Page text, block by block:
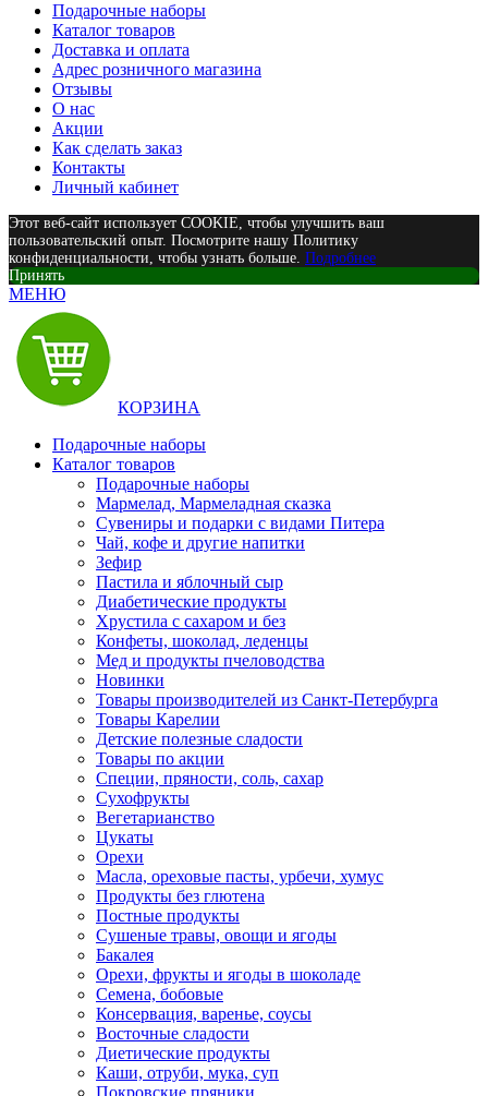
Подарочные наборы
Каталог товаров
Доставка и оплата
Адрес розничного магазина
Отзывы
О нас
Акции
Как сделать заказ
Контакты
Личный кабинет
Этот веб-сайт использует COOKIE, чтобы улучшить ваш
пользовательский опыт. Посмотрите нашу Политику
конфиденциальности, чтобы узнать больше. Подробнее
Принять
МЕНЮ
КОРЗИНА
Подарочные наборы
Каталог товаров
Подарочные наборы
Мармелад, Мармеладная сказка
Сувениры и подарки с видами Питера
Чай, кофе и другие напитки
Зефир
Пастила и яблочный сыр
Диабетические продукты
Хрустила с сахаром и без
Конфеты, шоколад, леденцы
Мед и продукты пчеловодства
Новинки
Товары производителей из Санкт-Петербурга
Товары Карелии
Детские полезные сладости
Товары по акции
Специи, пряности, соль, сахар
Сухофрукты
Вегетарианство
Цукаты
Орехи
Масла, ореховые пасты, урбечи, хумус
Продукты без глютена
Постные продукты
Сушеные травы, овощи и ягоды
Бакалея
Орехи, фрукты и ягоды в шоколаде
Семена, бобовые
Консервация, варенье, соусы
Восточные сладости
Диетические продукты
Каши, отруби, мука, суп
Покровские пряники